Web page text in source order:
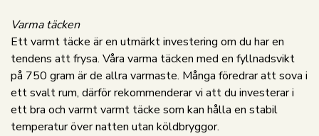
Varma täcken
Ett varmt täcke är en utmärkt investering om du har en
tendens att frysa. Våra varma täcken med en fyllnadsvikt
på 750 gram är de allra varmaste. Många föredrar att sova i
ett svalt rum, därför rekommenderar vi att du investerar i
ett bra och varmt varmt täcke som kan hålla en stabil
temperatur över natten utan köldbryggor.